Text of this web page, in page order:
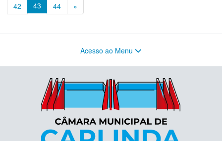
42
43 44 »
Acesso ao Menu